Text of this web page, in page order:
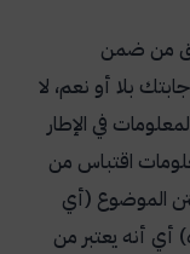
من ضمن
بلا أو نعم، لا
في الإطار
اقتباس من
الموضوع (أي
أي أنه يعتبر من